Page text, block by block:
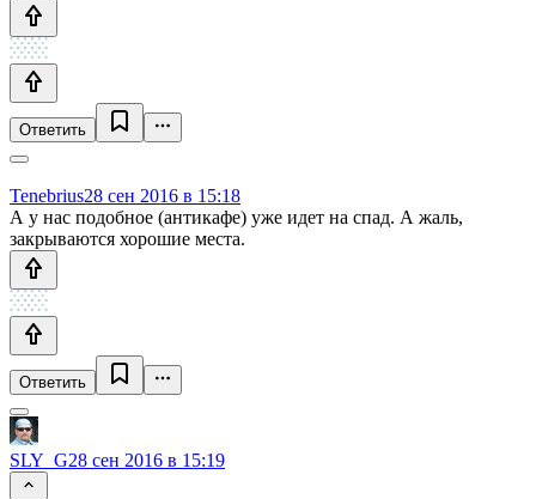
Ответить
Tenebrius28 сен 2016 в 15:18
А у нас подобное (антикафе) уже идет на спад. А жаль,
закрываются хорошие места.
Ответить
SLY_G28 сен 2016 в 15:19